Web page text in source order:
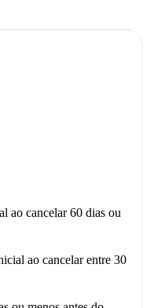
ao cancelar 60 dias ou
ao cancelar entre 30